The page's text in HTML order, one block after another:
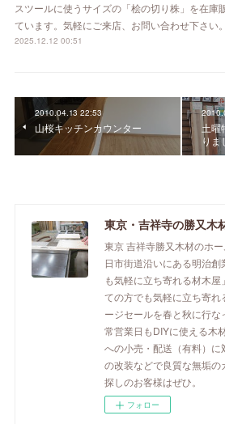
スツールに使うサイズの「桧の切り株」を在庫
ています。気軽にご来店、お問い合わせ下さい。
2025.12.12 00:51
2010.04.13 22:53
山桜キッチンカウンター
土曜
りま
東京 吉祥寺勝又木材のホ
日市街道沿いにある明治
も気軽に立ち寄れる材木
ての方でも気軽に立ち寄
ージセールを春と秋に行
常営業日もDIYに使える木
への小売・配送（有料）
の改装などで良質な無垢
探しのお客様はぜひ。
フォロー